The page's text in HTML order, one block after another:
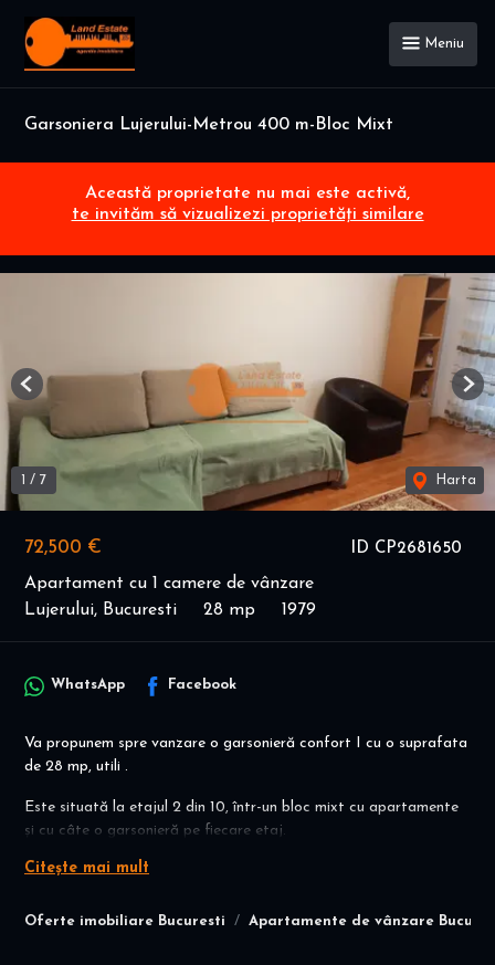
Meniu
Garsoniera Lujerului-Metrou 400 m-Bloc Mixt
Această proprietate nu mai este activă,
te invităm să vizualizezi proprietăți similare
ID CP2681650
72,500 €
Apartament cu 1 camere de vânzare
Lujerului, Bucuresti
28 mp 1979
/ 7 Harta
Previous
Oferte imobiliare Bucuresti Apartamente de vânzare
WhatsApp Facebook
Va propunem spre vanzare o garsonieră confort I cu o suprafata
de 28 mp, utili .
Este situată la etajul 2 din 10, într-un bloc mixt cu apartamente
și cu câte o garsonieră pe fiecare etaj.
Blocul este foarte solid, curat și liniștit, construit cu simț de
Dotări:
Citește mai mult